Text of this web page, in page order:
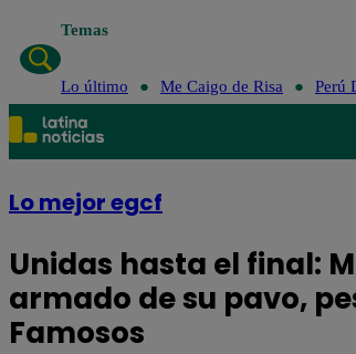
Temas
Lo último Me Caigo de Risa Perú
Lo mejor egcf
Unidas hasta el final:
armado de su pavo,
Famosos